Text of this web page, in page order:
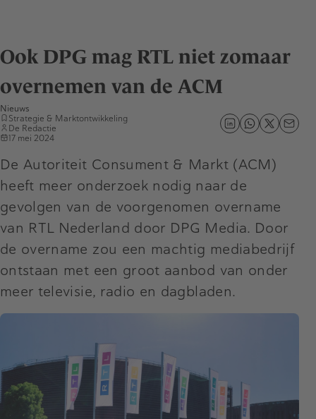
Ook DPG mag RTL niet zomaar
overnemen van de ACM
Nieuws
Strategie & Marktontwikkeling
De Redactie
17 mei 2024
De Autoriteit Consument & Markt (ACM)
heeft meer onderzoek nodig naar de
gevolgen van de voorgenomen overname
van RTL Nederland door DPG Media. Door
de overname zou een machtig mediabedrijf
ontstaan met een groot aanbod van onder
meer televisie, radio en dagbladen.